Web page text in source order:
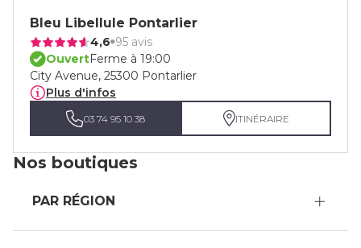
Bleu Libellule Pontarlier
4,6 95 avis
OuvertFerme à 19:00
City Avenue, 25300 Pontarlier
Plus d'infos
03 74 95 10 38 ITINÉRAIRE
Nos boutiques
PAR RÉGION